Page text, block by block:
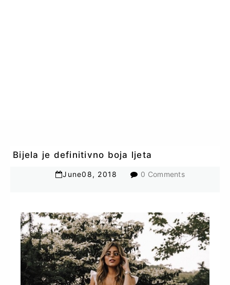
Bijela je definitivno boja ljeta
June08, 2018 0 Comments